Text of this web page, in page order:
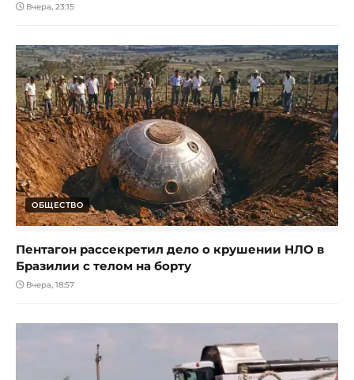
Вчера, 23:15
ОБЩЕСТВО
Пентагон рассекретил дело о крушении НЛО в
Бразилии с телом на борту
Вчера, 18:57